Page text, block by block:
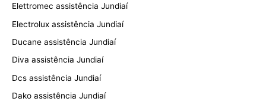
Elettromec assistência Jundiaí
Electrolux assistência Jundiaí
Ducane assistência Jundiaí
Diva assistência Jundiaí
Dcs assistência Jundiaí
Dako assistência Jundiaí